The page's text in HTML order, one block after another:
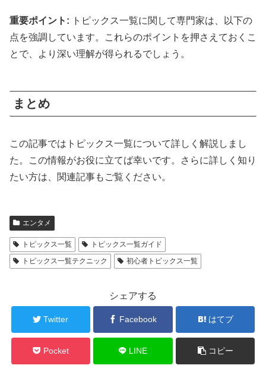
重要ポイント: トピックス一覧に関して専門家は、以下の
点を強調しています。これらのポイントを押さえておくこ
とで、より深い理解が得られるでしょう。
まとめ
この記事ではトピックス一覧について詳しく解説しまし
た。この情報がお役に立てば幸いです。さらに詳しく知り
たい方は、関連記事もご覧ください。
エンタメ
トピックス一覧
トピックス一覧ガイド
トピックス一覧テクニック
初心者トピックス一覧
シェアする
Twitter Facebook はてブ
Pocket LINE コピー